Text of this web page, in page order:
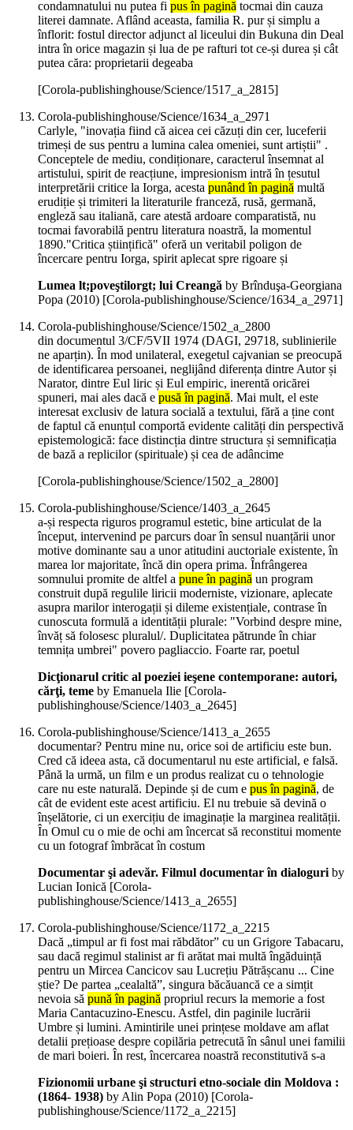
condamnatului nu putea fi pus în pagină tocmai din cauza
literei damnate. Aflând aceasta, familia R. pur și simplu a
înflorit: fostul director adjunct al liceului din Bukuna din Deal
intra în orice magazin și lua de pe rafturi tot ce-și durea și cât
putea căra: proprietarii degeaba
[Corola-publishinghouse/Science/1517_a_2815]
Corola-publishinghouse/Science/1634_a_2971
Carlyle, "inovația fiind că aicea cei căzuți din cer, luceferii
trimeși de sus pentru a lumina calea omeniei, sunt artiștii" .
Conceptele de mediu, condiționare, caracterul însemnat al
artistului, spirit de reacțiune, impresionism intră în țesutul
interpretării critice la Iorga, acesta punând în pagină multă
erudiție și trimiteri la literaturile franceză, rusă, germană,
engleză sau italiană, care atestă ardoare comparatistă, nu
tocmai favorabilă pentru literatura noastră, la momentul
1890."Critica științifică" oferă un veritabil poligon de
încercare pentru Iorga, spirit aplecat spre rigoare și
Lumea lt;poveştilorgt; lui Creangă by Brînduşa-Georgiana
Popa (2010) [Corola-publishinghouse/Science/1634_a_2971]
Corola-publishinghouse/Science/1502_a_2800
din documentul 3/CF/5VII 1974 (DAGI, 29718, sublinierile
ne aparțin). În mod unilateral, exegetul cajvanian se preocupă
de identificarea persoanei, neglijând diferența dintre Autor și
Narator, dintre Eul liric și Eul empiric, inerentă oricărei
spuneri, mai ales dacă e pusă în pagină. Mai mult, el este
interesat exclusiv de latura socială a textului, fără a ține cont
de faptul că enunțul comportă evidente calități din perspectivă
epistemologică: face distincția dintre structura și semnificația
de bază a replicilor (spirituale) și cea de adâncime
[Corola-publishinghouse/Science/1502_a_2800]
Corola-publishinghouse/Science/1403_a_2645
a-și respecta riguros programul estetic, bine articulat de la
început, intervenind pe parcurs doar în sensul nuanțării unor
motive dominante sau a unor atitudini auctoriale existente, în
marea lor majoritate, încă din opera prima. Înfrângerea
somnului promite de altfel a pune în pagină un program
construit după regulile liricii moderniste, vizionare, aplecate
asupra marilor interogații și dileme existențiale, contrase în
cunoscuta formulă a identității plurale: "Vorbind despre mine,
învăț să folosesc pluralul/. Duplicitatea pătrunde în chiar
temnița umbrei" povero pagliaccio. Foarte rar, poetul
Dicţionarul critic al poeziei ieşene contemporane: autori,
cărţi, teme by Emanuela Ilie [Corola-
publishinghouse/Science/1403_a_2645]
Corola-publishinghouse/Science/1413_a_2655
documentar? Pentru mine nu, orice soi de artificiu este bun.
Cred că ideea asta, că documentarul nu este artificial, e falsă.
Până la urmă, un film e un produs realizat cu o tehnologie
care nu este naturală. Depinde și de cum e pus în pagină, de
cât de evident este acest artificiu. El nu trebuie să devină o
înșelătorie, ci un exercițiu de imaginație la marginea realității.
În Omul cu o mie de ochi am încercat să reconstitui momente
cu un fotograf îmbrăcat în costum
Documentar şi adevăr. Filmul documentar în dialoguriby
Lucian Ionică [Corola-
publishinghouse/Science/1413_a_2655]
Corola-publishinghouse/Science/1172_a_2215
Dacă „timpul ar fi fost mai răbdător” cu un Grigore Tabacaru,
sau dacă regimul stalinist ar fi arătat mai multă îngăduință
pentru un Mircea Cancicov sau Lucrețiu Pătrășcanu ... Cine
știe? De partea „cealaltă”, singura băcăuancă ce a simțit
nevoia să pună în pagină propriul recurs la memorie a fost
Maria Cantacuzino-Enescu. Astfel, din paginile lucrării
Umbre și lumini. Amintirile unei prințese moldave am aflat
detalii prețioase despre copilăria petrecută în sânul unei familii
de mari boieri. În rest, încercarea noastră reconstitutivă s-a
Fizionomii urbane şi structuri etno-sociale din Moldova :
(1864- 1938) by Alin Popa (2010) [Corola-
publishinghouse/Science/1172_a_2215]